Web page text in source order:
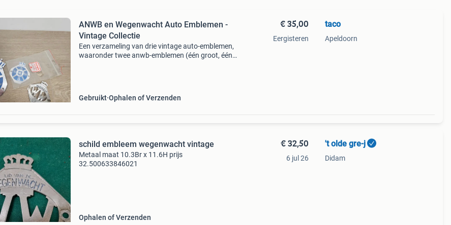
ANWB en Wegenwacht Auto Emblemen -
Vintage Collectie
Een verzameling van drie vintage auto-emblemen,
waaronder twee anwb-emblemen (één groot, één
Gebruikt Ophalen of Verzenden
€ 35,00
Eergisteren
taco
Apeldoorn
schild embleem wegenwacht vintage
Metaal maat 10.3Br x 11.6H prijs
32.500633846021
Ophalen of Verzenden
€ 32,50
6 jul 26
't olde gre-j
Didam